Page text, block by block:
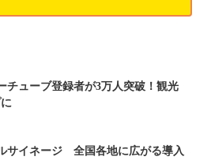
チューブ登録者が3万人突破！観光
サイネージ 全国各地に広がる導入